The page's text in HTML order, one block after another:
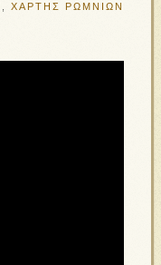
ΧΑΡΤΗΣ ΡΩΜΝΙΩΝ